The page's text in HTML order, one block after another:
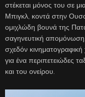
στέκεται μόνος του σε
Μπιγκλ, κοντά στην
ομιχλώδη βουνά της
σαγηνευτική απομόνωση.
σχεδόν κινηματογραφική
για ένα περιπετειώδες
και του ονείρου.